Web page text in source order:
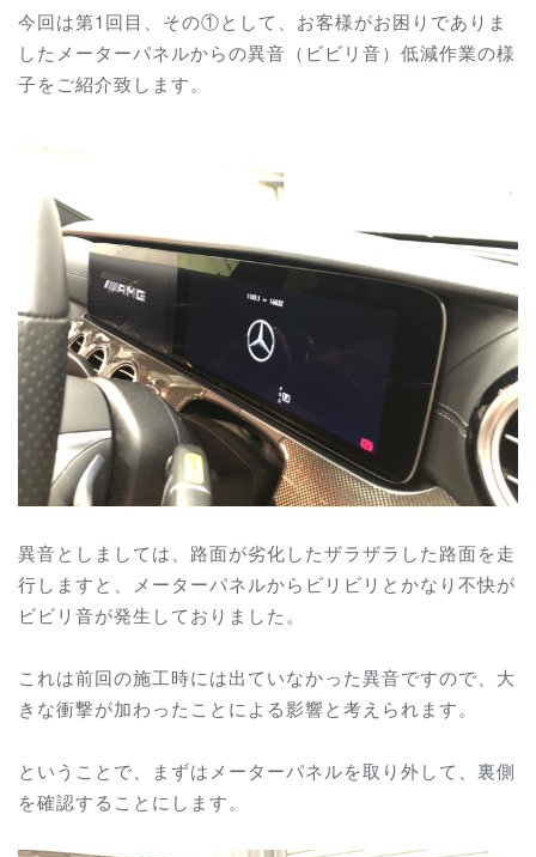
今回は第1回目、その①として、お客様がお困りでありま
したメーターパネルからの異音（ビビリ音）低減作業の様
子をご紹介致します。
異音としましては、路面が劣化したザラザラした路面を走
行しますと、メーターパネルからビリビリとかなり不快が
ビビリ音が発生しておりました。
これは前回の施工時には出ていなかった異音ですので、大
きな衝撃が加わったことによる影響と考えられます。
ということで、まずはメーターパネルを取り外して、裏側
を確認することにします。